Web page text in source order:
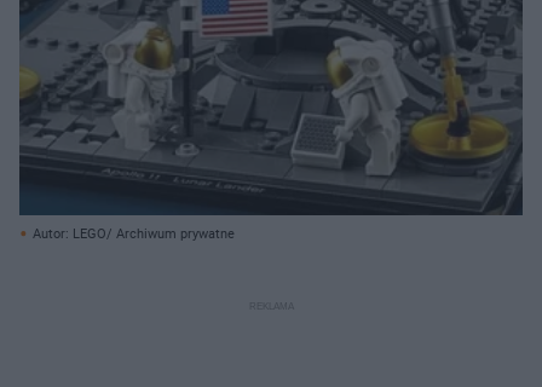
Autor: LEGO/ Archiwum prywatne